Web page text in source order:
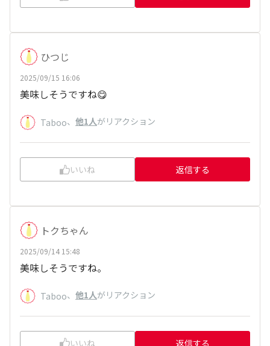
ひつじ
2025/09/15 16:06
美味しそうですね😋
Taboo、 他1人がリアクション
いいね 返信する
トクちゃん
2025/09/14 15:48
美味しそうですね。
Taboo、 他1人がリアクション
いいね 返信する